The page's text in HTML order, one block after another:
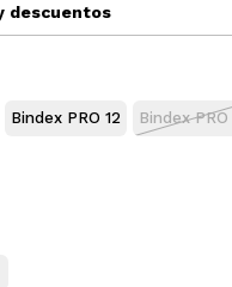
descuentos
Bindex PRO 12 Bindex PRO